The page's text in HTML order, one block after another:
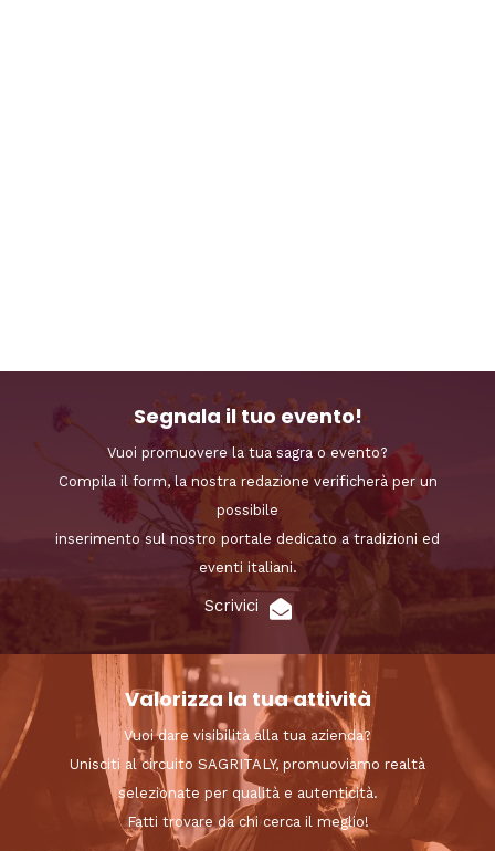
Segnala il tuo evento!
Vuoi promuovere la tua sagra o evento?
Compila il form, la nostra redazione verificherà per un
possibile
inserimento sul nostro portale dedicato a tradizioni ed
eventi italiani.
Scrivici
Valorizza la tua attività
Vuoi dare visibilità alla tua azienda?
Unisciti al circuito SAGRITALY, promuoviamo realtà
selezionate per qualità e autenticità.
Fatti trovare da chi cerca il meglio!